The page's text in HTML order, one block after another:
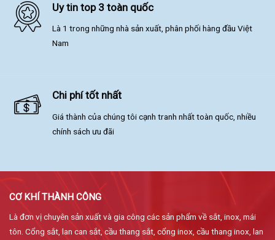
Uy tin top 3 toàn quốc
Là 1 trong những nhà sản xuất, phân phối hàng đầu Việt
Nam
Chi phí tốt nhất
Giá thành của chúng tôi cạnh tranh nhất toàn quốc, nhiều
chính sách ưu đãi
CƠ KHÍ THÀNH CÔNG
Là đơn vị chuyên sản xuất và gia công các sản phẩm về sắt, inox, mái
tôn. Cổng sắt, lan can sắt, cầu thang sắt, cổng inox, cầu thang inox, lan